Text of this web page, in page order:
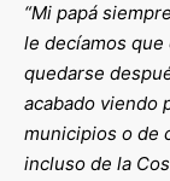
“Mi papá
le decíamos que
quedarse
acabado viendo
municipios o de
incluso de la